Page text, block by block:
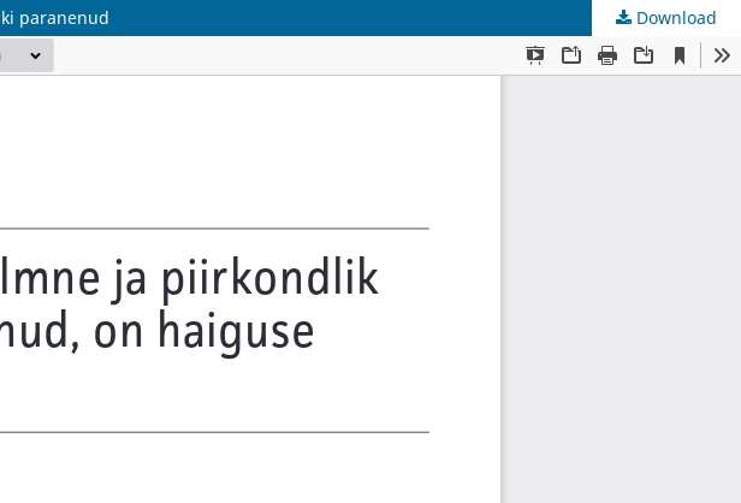
paranenud Download